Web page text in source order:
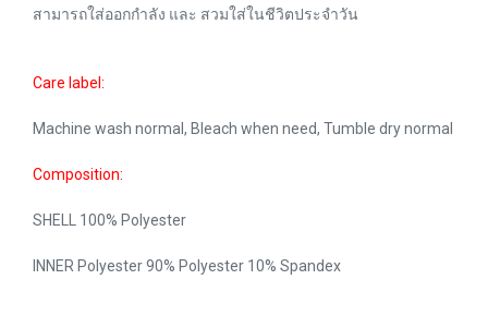
สามารถใส่ออกกำลัง และ สวมใส่ในชีวิตประจำวัน
Care label:
Machine wash normal, Bleach when need, Tumble dry normal
Composition:
SHELL 100% Polyester
INNER Polyester 90% Polyester 10% Spandex